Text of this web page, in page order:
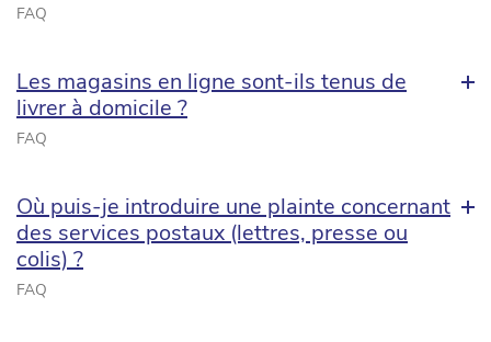
FAQ
Les magasins en ligne sont-ils tenus de
livrer à domicile ?
FAQ
Où puis-je introduire une plainte concernant
des services postaux (lettres, presse ou
colis) ?
FAQ